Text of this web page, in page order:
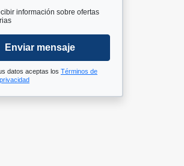
información sobre ofertas
Enviar mensaje
datos aceptas los Términos de